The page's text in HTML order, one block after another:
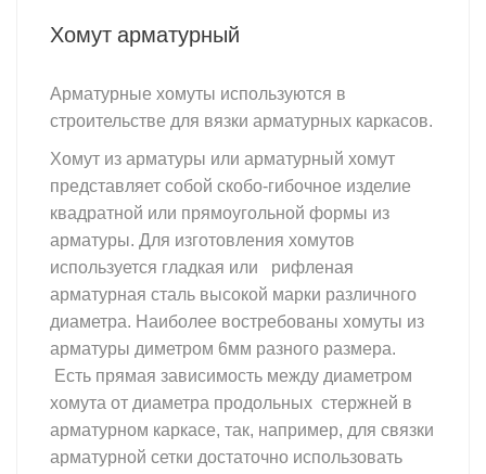
Хомут арматурный
Арматурные хомуты используются в
строительстве для вязки арматурных каркасов.
Хомут из арматуры или арматурный хомут
представляет собой скобо-гибочное изделие
квадратной или прямоугольной формы из
арматуры. Для изготовления хомутов
используется гладкая или рифленая
арматурная сталь высокой марки различного
диаметра. Наиболее востребованы хомуты из
арматуры диметром 6мм разного размера.
Есть прямая зависимость между диаметром
хомута от диаметра продольных стержней в
арматурном каркасе, так, например, для связки
арматурной сетки достаточно использовать